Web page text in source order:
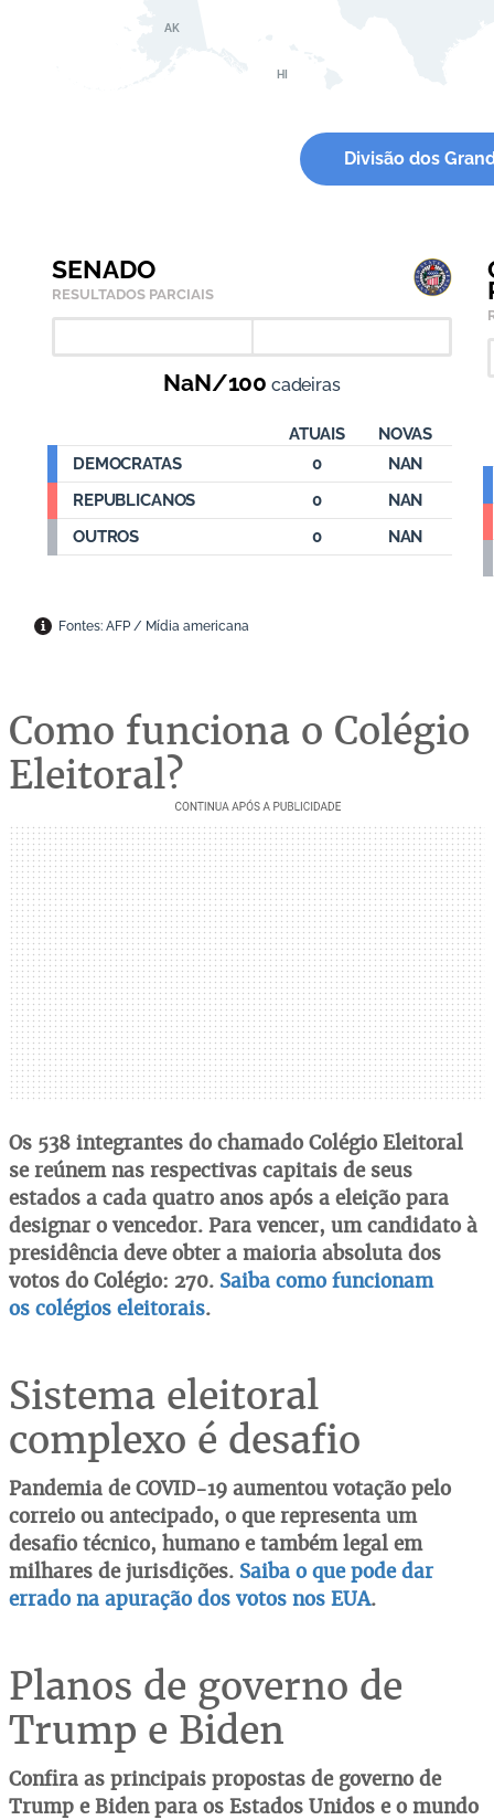
Como funciona o Colégio
Eleitoral?
Os 538 integrantes do chamado Colégio Eleitoral
se reúnem nas respectivas capitais de seus
estados a cada quatro anos após a eleição para
designar o vencedor. Para vencer, um candidato à
presidência deve obter a maioria absoluta dos
votos do Colégio: 270. Saiba como funcionam
os colégios eleitorais.
Sistema eleitoral
complexo é desafio
Pandemia de COVID-19 aumentou votação pelo
correio ou antecipado, o que representa um
desafio técnico, humano e também legal em
milhares de jurisdições. Saiba o que pode dar
errado na apuração dos votos nos EUA.
Planos de governo de
Trump e Biden
Confira as principais propostas de governo de
Trump e Biden para os Estados Unidos e o mundo